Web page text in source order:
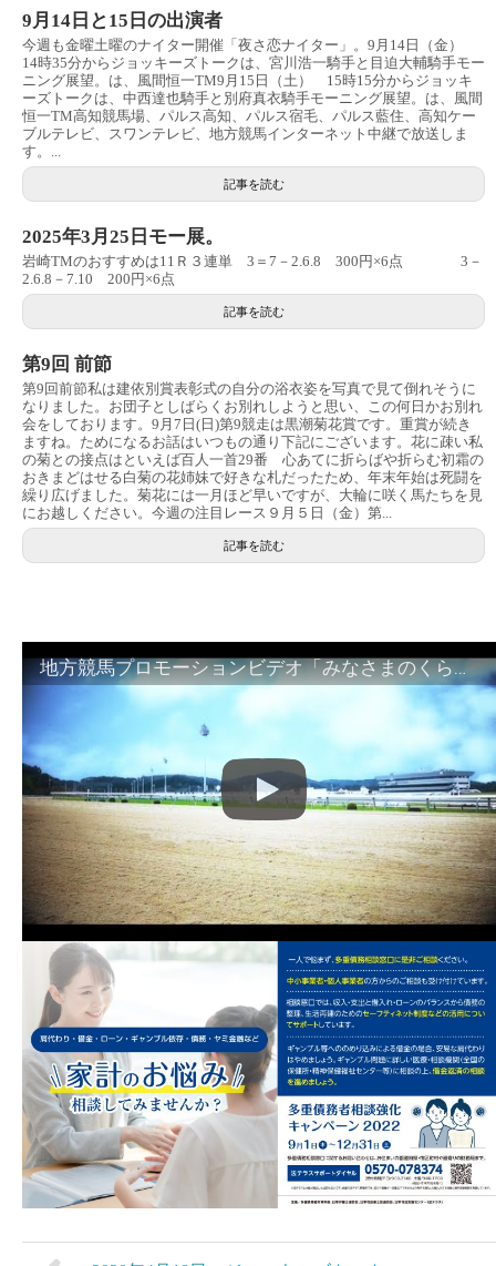
9月14日と15日の出演者
今週も金曜土曜のナイター開催「夜さ恋ナイター」。9月14日（金）
14時35分からジョッキーズトークは、宮川浩一騎手と目迫大輔騎手モー
ニング展望。は、風間恒一TM9月15日（土） 15時15分からジョッキ
ーズトークは、中西達也騎手と別府真衣騎手モーニング展望。は、風間
恒一TM高知競馬場、パルス高知、パルス宿毛、パルス藍住、高知ケー
ブルテレビ、スワンテレビ、地方競馬インターネット中継で放送しま
す。...
記事を読む
2025年3月25日モー展。
岩崎TMのおすすめは11Ｒ３連単 3＝7－2.6.8 300円×6点 3－
2.6.8－7.10 200円×6点
記事を読む
第9回 前節
第9回前節私は建依別賞表彰式の自分の浴衣姿を写真で見て倒れそうに
なりました。お団子としばらくお別れしようと思い、この何日かお別れ
会をしております。9月7日(日)第9競走は黒潮菊花賞です。重賞が続き
ますね。ためになるお話はいつもの通り下記にございます。花に疎い私
の菊との接点はといえば百人一首29番 心あてに折らばや折らむ初霜の
おきまどはせる白菊の花姉妹で好きな札だったため、年末年始は死闘を
繰り広げました。菊花には一月ほど早いですが、大輪に咲く馬たちを見
にお越しください。今週の注目レース９月５日（金）第...
記事を読む
地方競馬プロモーションビデオ「みなさまのくらしのために」30秒篇｜NAR公式